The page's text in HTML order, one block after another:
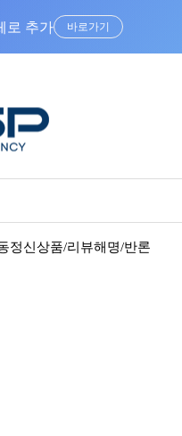
로 추가 바로가기
정신상품/리뷰해명/반론